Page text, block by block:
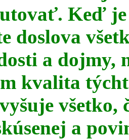
Keď je
doslova
a dojmy,
kvalita
všetko,
a